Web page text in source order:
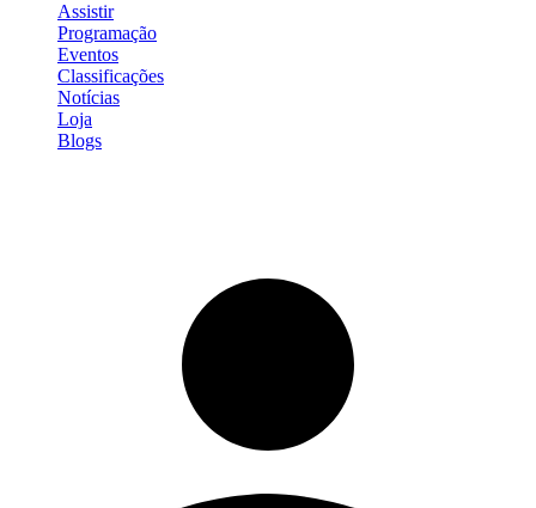
Assistir
Programação
Eventos
Classificações
Notícias
Loja
Blogs